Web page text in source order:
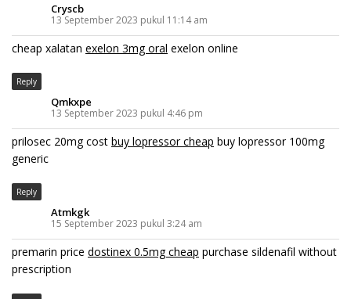
Cryscb
13 September 2023 pukul 11:14 am
cheap xalatan exelon 3mg oral exelon online
Reply
Qmkxpe
13 September 2023 pukul 4:46 pm
prilosec 20mg cost buy lopressor cheap buy lopressor 100mg
generic
Reply
Atmkgk
15 September 2023 pukul 3:24 am
premarin price dostinex 0.5mg cheap purchase sildenafil without
prescription